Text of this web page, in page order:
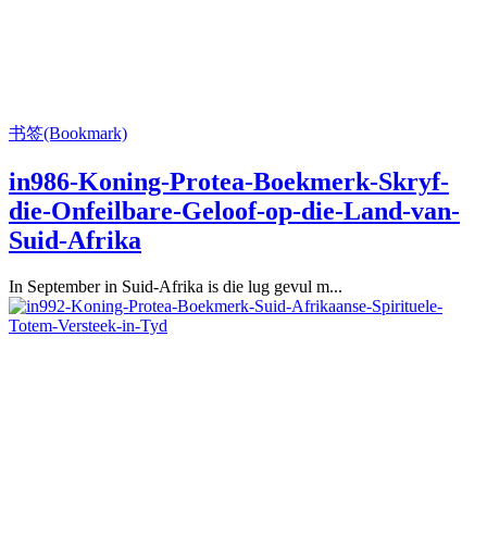
书签(Bookmark)
in986-Koning-Protea-Boekmerk-Skryf-
die-Onfeilbare-Geloof-op-die-Land-van-
Suid-Afrika
In September in Suid-Afrika is die lug gevul m...